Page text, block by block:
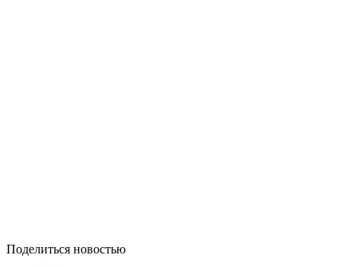
Поделиться новостью